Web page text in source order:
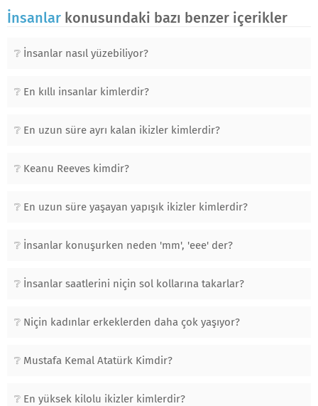
İnsanlar konusundaki bazı benzer içerikler
İnsanlar nasıl yüzebiliyor?
En kıllı insanlar kimlerdir?
En uzun süre ayrı kalan ikizler kimlerdir?
Keanu Reeves kimdir?
En uzun süre yaşayan yapışık ikizler kimlerdir?
İnsanlar konuşurken neden 'mm', 'eee' der?
İnsanlar saatlerini niçin sol kollarına takarlar?
Niçin kadınlar erkeklerden daha çok yaşıyor?
Mustafa Kemal Atatürk Kimdir?
En yüksek kilolu ikizler kimlerdir?